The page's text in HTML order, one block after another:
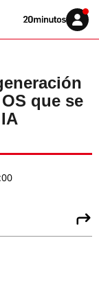
Volver
Iniciar
sesión
que se